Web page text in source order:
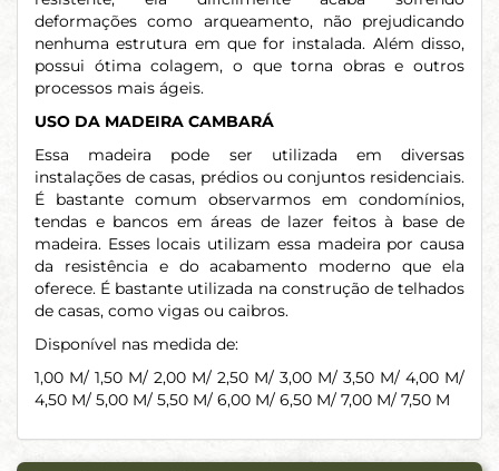
deformações como arqueamento, não prejudicando
nenhuma estrutura em que for instalada. Além disso,
possui ótima colagem, o que torna obras e outros
processos mais ágeis.
USO DA MADEIRA CAMBARÁ
Essa madeira pode ser utilizada em diversas
instalações de casas, prédios ou conjuntos residenciais.
É bastante comum observarmos em condomínios,
tendas e bancos em áreas de lazer feitos à base de
madeira. Esses locais utilizam essa madeira por causa
da resistência e do acabamento moderno que ela
oferece. É bastante utilizada na construção de telhados
de casas, como vigas ou caibros.
Disponível nas medida de:
1,00 M/ 1,50 M/ 2,00 M/ 2,50 M/ 3,00 M/ 3,50 M/ 4,00 M/
4,50 M/ 5,00 M/ 5,50 M/ 6,00 M/ 6,50 M/ 7,00 M/ 7,50 M